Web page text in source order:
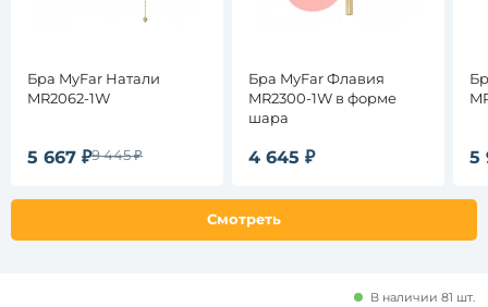
Тип
Бра MyFar Натали
MR2062-1W
5 667 ₽9 445 ₽
Бра MyFar Флавия
MR2300-1W в форме
шара
4 645 ₽ 5
Смотреть
В наличии 81 шт.